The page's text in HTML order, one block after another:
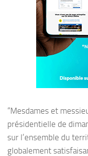
“Mesdames et
présidentielle de
sur l’ensemble du
globalement